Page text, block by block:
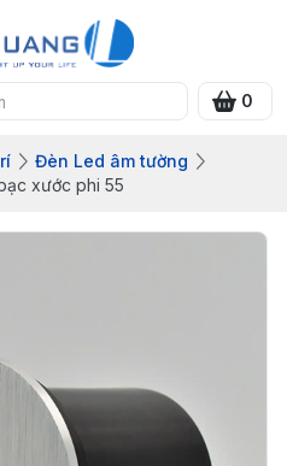
0
Đèn Led âm tường
xước phi 55